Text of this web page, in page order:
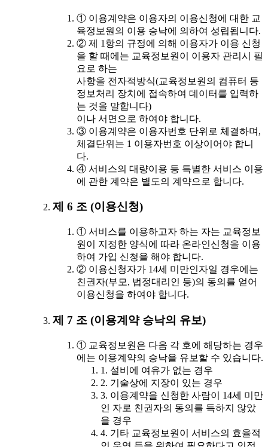
① 이용계약은 이용자의 이용신청에 대한 교
육정보원의 이용 승낙에 의하여 성립됩니다.
② 제 1항의 규정에 의해 이용자가 이용 신청
을 할 때에는 교육정보원이 이용자 관리시 필
요로 하는
사항을 전자적방식(교육정보원의 컴퓨터 등
정보처리 장치에 접속하여 데이터를 입력하
는 것을 말합니다)
이나 서면으로 하여야 합니다.
③ 이용계약은 이용자번호 단위로 체결하며,
체결단위는 1 이용자번호 이상이어야 합니
다.
④ 서비스의 대량이용 등 특별한 서비스 이용
에 관한 계약은 별도의 계약으로 합니다.
제 6 조 (이용신청)
① 서비스를 이용하고자 하는 자는 교육정보
원이 지정한 양식에 따라 온라인신청을 이용
하여 가입 신청을 해야 합니다.
② 이용신청자가 14세 미만인자일 경우에는
친권자(부모, 법정대리인 등)의 동의를 얻어
이용신청을 하여야 합니다.
제 7 조 (이용계약 승낙의 유보)
① 교육정보원은 다음 각 호에 해당하는 경우
에는 이용계약의 승낙을 유보할 수 있습니다.
1. 설비에 여유가 없는 경우
2. 기술상에 지장이 있는 경우
3. 이용계약을 신청한 사람이 14세 미만
인 자로 친권자의 동의를 득하지 않았
을 경우
4. 기타 교육정보원이 서비스의 효율적